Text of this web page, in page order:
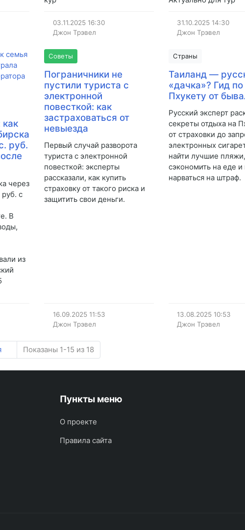
03.11.2025 16:30
Джон Трэвел
31.10.2025 14:30
Джон Трэвел
руб.
через
с
В
из
Советы
Пограничники не
пустили туриста с
электронной
повесткой: как
застраховаться от
невыезда
Первый случай разворота
туриста с электронной
повесткой: эксперты
рассказали, как купить
страховку от такого риска и
защитить свои деньги.
16.09.2025 11:53
Джон Трэвел
Страны
Таиланд —
«дачка»? Гид по
Пхукету от
Русский эксперт
секреты отдыха на
от страховки до
электронных
найти лучшие
сэкономить на еде и
нарваться на штраф.
13.08.2025 10:53
Джон Трэвел
Показаны 1-15 из 18
Пункты меню
О проекте
Правила сайта